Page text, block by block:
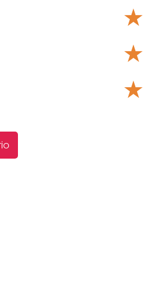
★
★
★